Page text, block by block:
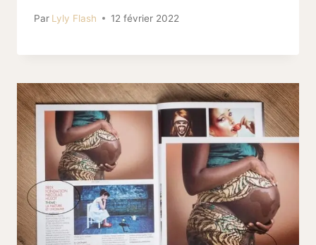
Par Lyly Flash 12 février 2022